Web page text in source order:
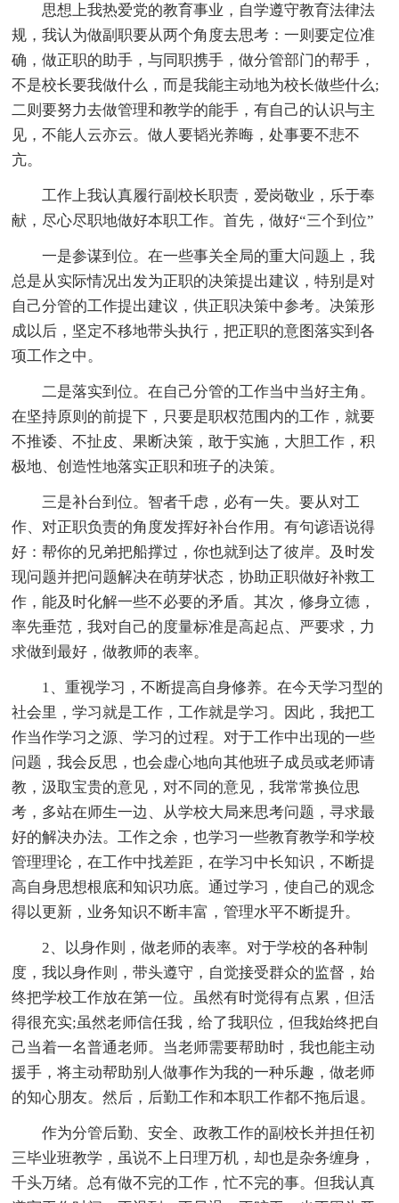
思想上我热爱党的教育事业，自学遵守教育法律法
规，我认为做副职要从两个角度去思考：一则要定位准
确，做正职的助手，与同职携手，做分管部门的帮手，
不是校长要我做什么，而是我能主动地为校长做些什么;
二则要努力去做管理和教学的能手，有自己的认识与主
见，不能人云亦云。做人要韬光养晦，处事要不悲不
亢。
工作上我认真履行副校长职责，爱岗敬业，乐于奉
献，尽心尽职地做好本职工作。首先，做好“三个到位”
一是参谋到位。在一些事关全局的重大问题上，我
总是从实际情况出发为正职的决策提出建议，特别是对
自己分管的工作提出建议，供正职决策中参考。决策形
成以后，坚定不移地带头执行，把正职的意图落实到各
项工作之中。
二是落实到位。在自己分管的工作当中当好主角。
在坚持原则的前提下，只要是职权范围内的工作，就要
不推诿、不扯皮、果断决策，敢于实施，大胆工作，积
极地、创造性地落实正职和班子的决策。
三是补台到位。智者千虑，必有一失。要从对工
作、对正职负责的角度发挥好补台作用。有句谚语说得
好：帮你的兄弟把船撑过，你也就到达了彼岸。及时发
现问题并把问题解决在萌芽状态，协助正职做好补救工
作，能及时化解一些不必要的矛盾。其次，修身立德，
率先垂范，我对自己的度量标准是高起点、严要求，力
求做到最好，做教师的表率。
1、重视学习，不断提高自身修养。在今天学习型的
社会里，学习就是工作，工作就是学习。因此，我把工
作当作学习之源、学习的过程。对于工作中出现的一些
问题，我会反思，也会虚心地向其他班子成员或老师请
教，汲取宝贵的意见，对不同的意见，我常常换位思
考，多站在师生一边、从学校大局来思考问题，寻求最
好的解决办法。工作之余，也学习一些教育教学和学校
管理理论，在工作中找差距，在学习中长知识，不断提
高自身思想根底和知识功底。通过学习，使自己的观念
得以更新，业务知识不断丰富，管理水平不断提升。
2、以身作则，做老师的表率。对于学校的各种制
度，我以身作则，带头遵守，自觉接受群众的监督，始
终把学校工作放在第一位。虽然有时觉得有点累，但活
得很充实;虽然老师信任我，给了我职位，但我始终把自
己当着一名普通老师。当老师需要帮助时，我也能主动
援手，将主动帮助别人做事作为我的一种乐趣，做老师
的知心朋友。然后，后勤工作和本职工作都不拖后退。
作为分管后勤、安全、政教工作的副校长并担任初
三毕业班教学，虽说不上日理万机，却也是杂务缠身，
千头万绪。总有做不完的工作，忙不完的事。但我认真